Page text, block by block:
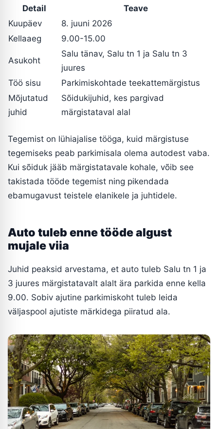
Detail
Teave
Kuupäev
8. juuni 2026
Kellaaeg
9.00-15.00
Asukoht
Salu tänav, Salu tn 1 ja Salu tn 3
juures
Töö sisu
Parkimiskohtade teekattemärgistus
Mõjutatud
juhid
Sõidukijuhid, kes pargivad
märgistataval alal
Tegemist on lühiajalise tööga, kuid märgistuse
tegemiseks peab parkimisala olema autodest vaba.
Kui sõiduk jääb märgistatavale kohale, võib see
takistada tööde tegemist ning pikendada
ebamugavust teistele elanikele ja juhtidele.
Auto tuleb enne tööde algust
mujale viia
Juhid peaksid arvestama, et auto tuleb Salu tn 1 ja
3 juures märgistatavalt alalt ära parkida enne kella
9.00. Sobiv ajutine parkimiskoht tuleb leida
väljaspool ajutiste märkidega piiratud ala.